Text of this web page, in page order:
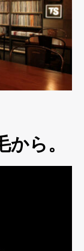
ら。